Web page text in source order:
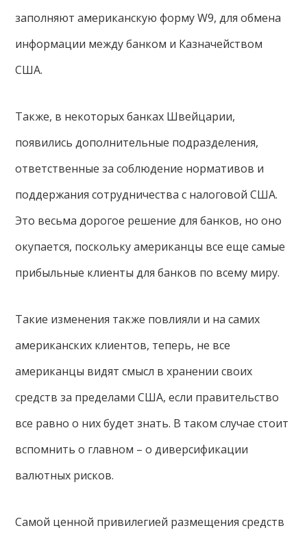
заполняют американскую форму W9, для обмена
информации между банком и Казначейством
США.
Также, в некоторых банках Швейцарии,
появились дополнительные подразделения,
ответственные за соблюдение нормативов и
поддержания сотрудничества с налоговой США.
Это весьма дорогое решение для банков, но оно
окупается, поскольку американцы все еще самые
прибыльные клиенты для банков по всему миру.
Такие изменения также повлияли и на самих
американских клиентов, теперь, не все
американцы видят смысл в хранении своих
средств за пределами США, если правительство
все равно о них будет знать. В таком случае стоит
вспомнить о главном – о диверсификации
валютных рисков.
Самой ценной привилегией размещения средств